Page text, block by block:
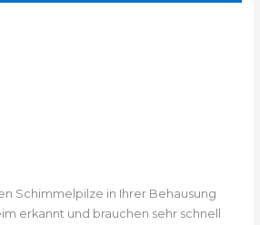
Schimmelpilze in Ihrer Behausung
erkannt und brauchen sehr schnell